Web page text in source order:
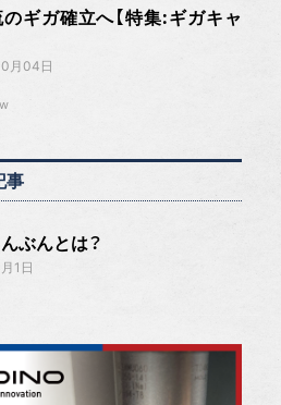
ギガ確立へ【特集:ギガキャ
月04日
事
ぶんとは？
1日